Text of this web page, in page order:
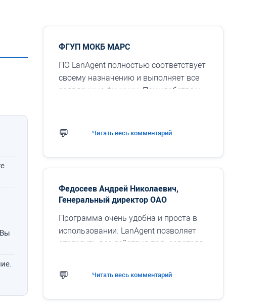
ФГУП МОКБ МАРС
ПО LanAgent полностью соответствует
своему назначению и выполняет все
заявленные функции. При удобстве и
Читать весь комментарий
Федосеев Андрей Николаевич,
Генеральный директор ОАО
Программа очень удобна и проста в
использовании. LanAgent позволяет
отследить все действия пользователя
картину его рабочего дня. Интуитивно
понятный интерфейс...
Читать весь комментарий